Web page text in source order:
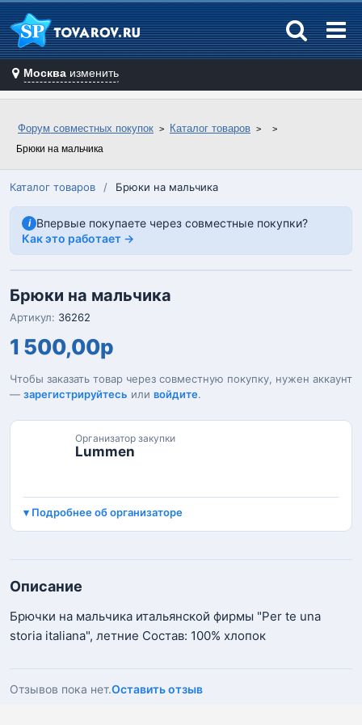
Москва изменить
Форум совместных покупок Каталог товаров
Брюки на мальчика
Каталог товаров / Брюки на мальчика
i Впервые покупаете через совместные покупки?
Как это работает →
Брюки на мальчика
Артикул: 36262
1 500,00р
Чтобы заказать товар через совместную покупку, нужен аккаунт
— зарегистрируйтесь или войдите.
Организатор закупки
Lummen
Подробнее об организаторе
Описание
Брючки на мальчика итальянской фирмы "Per te una
storia italiana", летние Состав: 100% хлопок
Отзывов пока нет.Оставить отзыв